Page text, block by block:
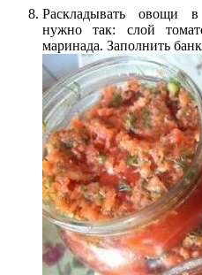
Раскладывать овощи в
нужно так: слой
маринада. Заполнить